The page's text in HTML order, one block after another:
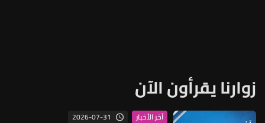
زوارنا يقرأون الآن
آخر الأخبار 2026-07-31